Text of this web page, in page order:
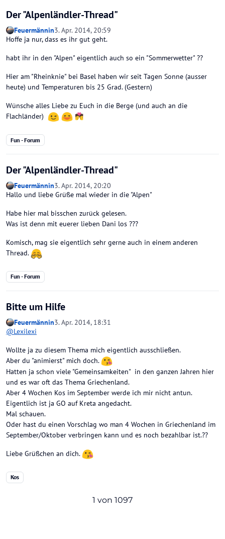
Der "Alpenländler-Thread"
Feuermännin3. Apr. 2014, 20:59
Hoffe ja nur, dass es ihr gut geht.
habt ihr in den "Alpen" eigentlich auch so ein "Sommerwetter" ??
Hier am "Rheinknie" bei Basel haben wir seit Tagen Sonne (ausser
heute) und Temperaturen bis 25 Grad. (Gestern)
Wünsche alles Liebe zu Euch in die Berge (und auch an die
Flachländer)
💏
Fun - Forum
Der "Alpenländler-Thread"
Feuermännin3. Apr. 2014, 20:20
Hallo und liebe Grüße mal wieder in die "Alpen"
Habe hier mal bisschen zurück gelesen.
Was ist denn mit euerer lieben Dani los ???
Komisch, mag sie eigentlich sehr gerne auch in einem anderen
Thread.
Fun - Forum
Bitte um Hilfe
Feuermännin3. Apr. 2014, 18:31
@Lexilexi
Wollte ja zu diesem Thema mich eigentlich ausschließen.
Aber du "animierst" mich doch.
Hatten ja schon viele "Gemeinsamkeiten" in den ganzen Jahren hier
und es war oft das Thema Griechenland.
Aber 4 Wochen Kos im September werde ich mir nicht antun.
Eigentlich ist ja GO auf Kreta angedacht.
Mal schauen.
Oder hast du einen Vorschlag wo man 4 Wochen in Griechenland im
September/Oktober verbringen kann und es noch bezahlbar ist.??
Liebe Grüßchen an dich.
Kos
1 von 1097